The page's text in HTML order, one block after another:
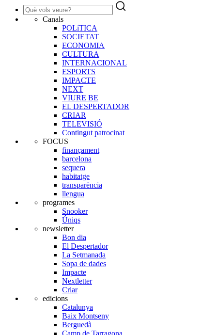
Canals
POLíTICA
SOCIETAT
ECONOMIA
CULTURA
INTERNACIONAL
ESPORTS
IMPACTE
NEXT
VIURE BE
EL DESPERTADOR
CRIAR
TELEVISIÓ
Contingut patrocinat
FOCUS
finançament
barcelona
sequera
habitatge
transparència
llengua
programes
Snooker
Úniqs
newsletter
Bon dia
El Despertador
La Setmanada
Sopa de dades
Impacte
Nextletter
Criar
edicions
Catalunya
Baix Montseny
Berguedà
Camp de Tarragona